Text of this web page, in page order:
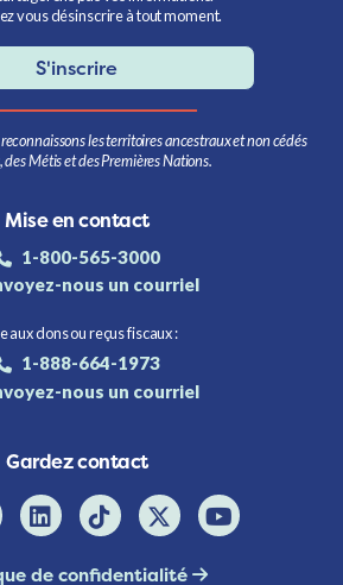
vous désinscrire à tout moment.
S'inscrire
reconnaissons les territoires ancestraux et non cédés
des Métis et des Premières Nations.
Mise en contact
1-800-565-3000
nous un courriel
aux dons ou reçus fiscaux :
1-888-664-1973
nous un courriel
Gardez contact
de confidentialité